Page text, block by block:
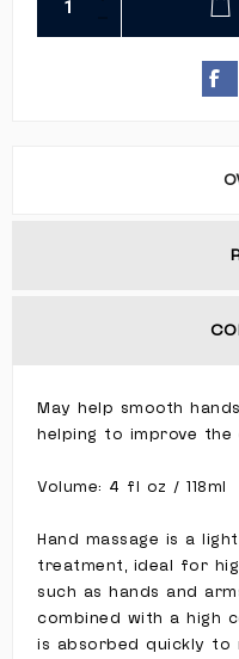
May help smooth
helping to improve
Volume: 4 fl oz / 118ml
Hand massage is a
treatment, ideal for
such as hands and
combined with a high
is absorbed quickly to